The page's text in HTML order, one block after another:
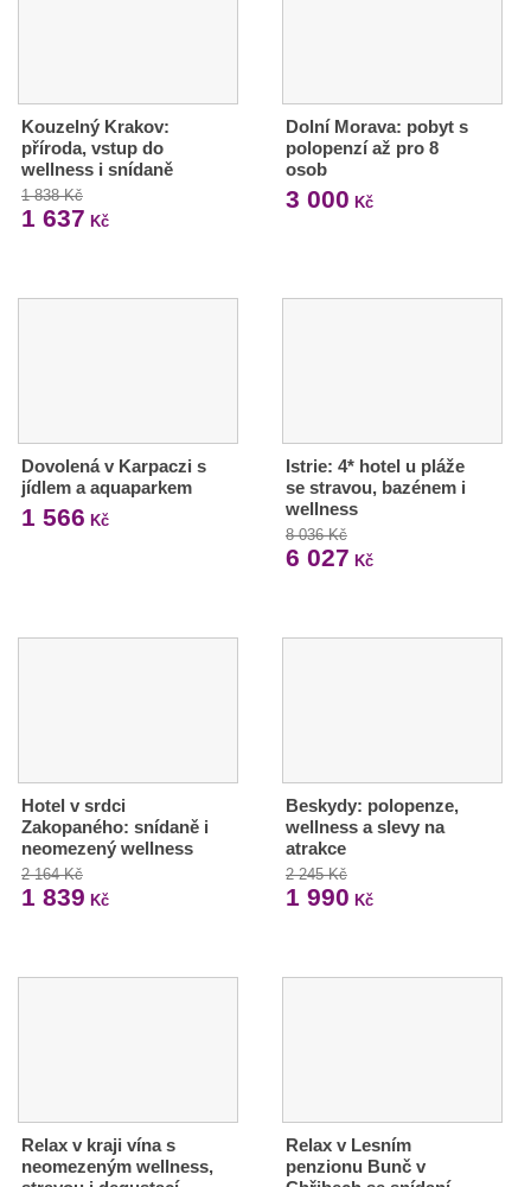
Kouzelný Krakov:
příroda, vstup do
wellness i snídaně
1 838 Kč
1 637 Kč
Dolní Morava: pobyt s
polopenzí až pro 8
osob
3 000 Kč
Dovolená v Karpaczi s
jídlem a aquaparkem
1 566 Kč
Istrie: 4* hotel u pláže
se stravou, bazénem i
wellness
8 036 Kč
6 027 Kč
Hotel v srdci
Zakopaného: snídaně i
neomezený wellness
2 164 Kč
1 839 Kč
Beskydy: polopenze,
wellness a slevy na
atrakce
2 245 Kč
1 990 Kč
Relax v kraji vína s
neomezeným wellness,
Relax v Lesním
penzionu Bunč v